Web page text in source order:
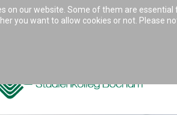
& Tools
on our website. Some of them are
you want to allow cookies or not. Please